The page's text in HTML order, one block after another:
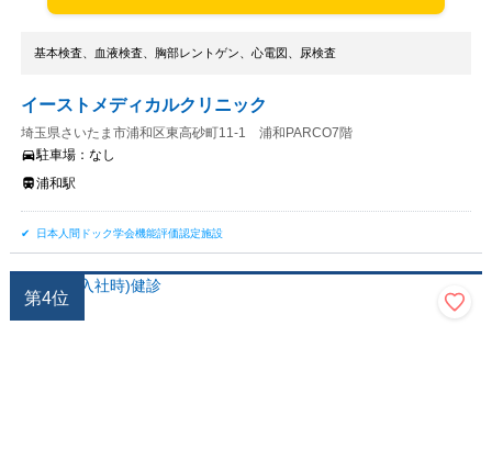
基本検査、血液検査、胸部レントゲン、心電図、尿検査
イーストメディカルクリニック
埼玉県さいたま市浦和区東高砂町11-1 浦和PARCO7階
駐車場： なし
浦和駅
日本人間ドック学会機能評価認定施設
第4位